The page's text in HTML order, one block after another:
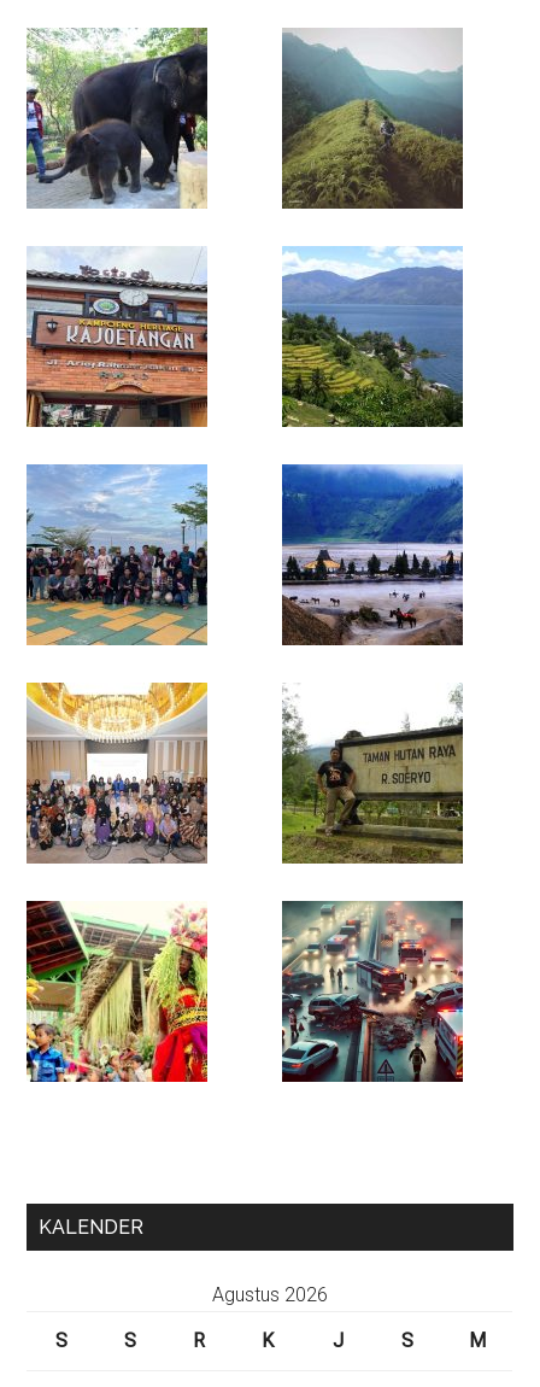
KALENDER
Agustus 2026
S
S R K J S M